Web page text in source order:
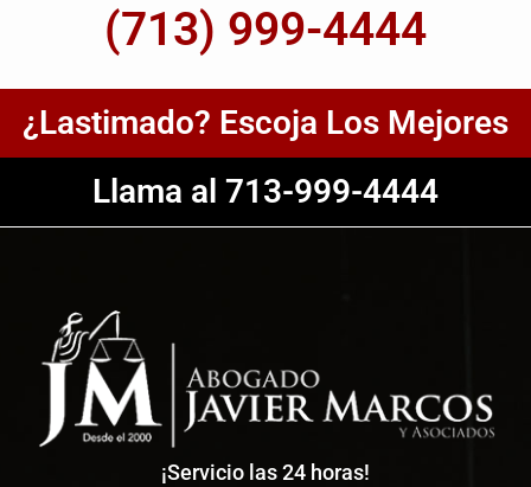
(713) 999-4444
¿Lastimado? Escoja Los Mejores
Llama al 713-999-4444
¡Servicio las 24 horas!